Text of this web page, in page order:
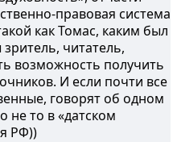
правовая система
как Томас, каким был
зритель, читатель,
возможность получить
И если почти все
говорят об одном
не то в «датском
РФ))